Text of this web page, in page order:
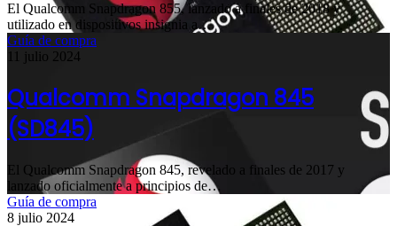
El Qualcomm Snapdragon 855, lanzado a finales de 2018 y
utilizado en dispositivos insignia a…
Guía de compra
11 julio 2024
Qualcomm Snapdragon 845
(SD845)
El Qualcomm Snapdragon 845, revelado a finales de 2017 y
lanzado oficialmente a principios de…
Guía de compra
8 julio 2024